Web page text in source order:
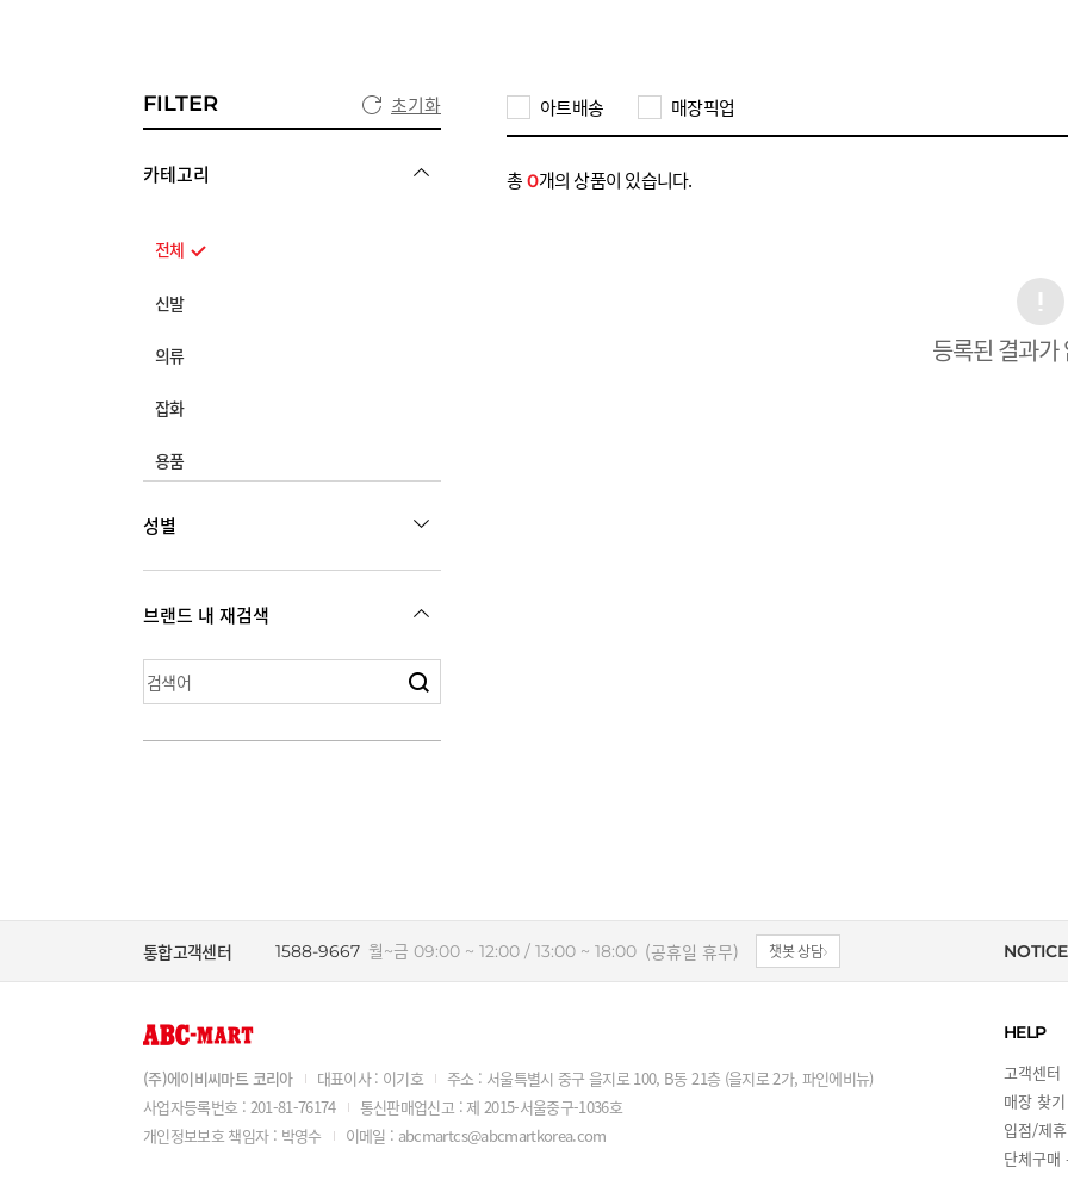
FILTER 초기화
카테고리
전체
신발
스포츠
구두
캐주얼
부츠
의류
아우터
스포츠
잡화
가방
모자
화장품
용품
신발용품
관리용품
수납용품
스포츠
성별
KIDS
브랜드 내 재검색
아트배송 매장픽업
총 0개의 상품이 있습니다.
등록된 결과가
통합고객센터 1588-9667 월~금 09:00 ~ 12:00 / 13:00 ~ 18:00 (공휴일 휴무) 챗봇 상담 NOTICE
(주)에이비씨마트 코리아 대표이사 : 이기호
주소 : 서울특별시 중구 을지로 100, B동 21층 (을지로 2가, 파인에비뉴)
사업자등록번호 : 201-81-76174
통신판매업신고 : 제 2015-서울중구-1036호
개인정보보호 책임자 : 박영수
이메일 : abcmartcs@abcmartkorea.com
HELP
고객센터
매장 찾기
입점/제
단체구매